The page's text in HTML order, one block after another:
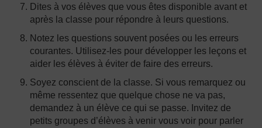
Dites à vos élèves que vous êtes disponible avant et
après la classe pour répondre à leurs questions.
Notez les questions souvent posées ou les erreurs
courantes. Utilisez-les pour développer les leçons et
aider les élèves à éviter de faire des erreurs.
Soyez conscient de la classe. Si vous remarquez ou
même ressentez que quelque chose ne va pas,
demandez à un élève ce qui se passe. Invitez de
petits groupes d’élèves à venir vous voir pour parler